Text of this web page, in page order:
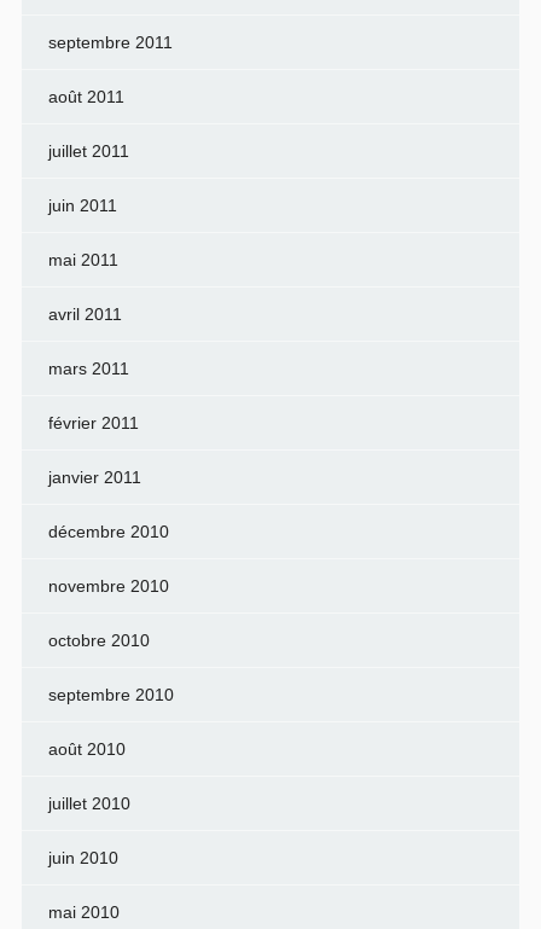
septembre 2011
août 2011
juillet 2011
juin 2011
mai 2011
avril 2011
mars 2011
février 2011
janvier 2011
décembre 2010
novembre 2010
octobre 2010
septembre 2010
août 2010
juillet 2010
juin 2010
mai 2010